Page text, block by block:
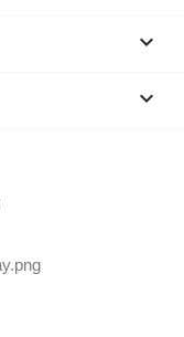

keyboard_arrow_down